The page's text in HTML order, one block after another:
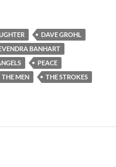
DAVE GROHL
BANHART
PEACE
THE MEN
THE STROKES